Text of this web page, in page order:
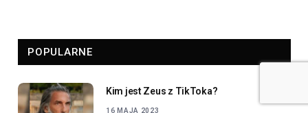
POPULARNE
Kim jest Zeus z TikToka?
16 MAJA 2023